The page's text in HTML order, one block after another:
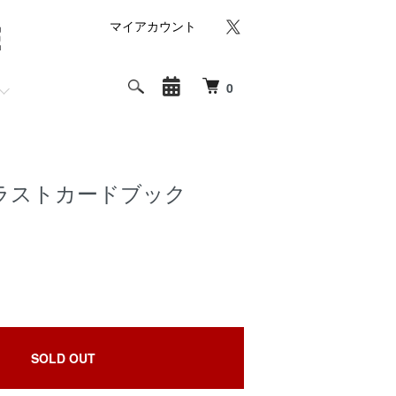
0
マイアカウント
ストカードブック
SOLD OUT